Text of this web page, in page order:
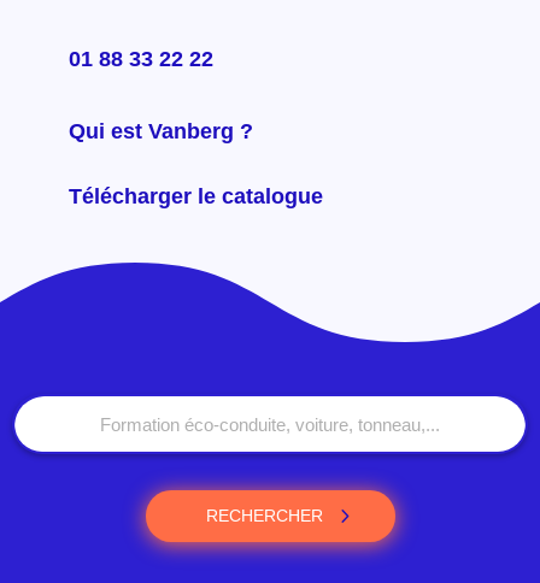
01 88 33 22 22
Qui est Vanberg ?
Télécharger le catalogue
RECHERCHER